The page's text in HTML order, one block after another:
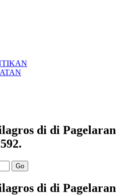
di di Pagelaran
Go
di di Pagelaran